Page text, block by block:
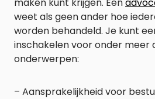
weet als geen ander hoe
worden behandeld. Je kunt
inschakelen voor onder meer
onderwerpen:
– Aansprakelijkheid voor